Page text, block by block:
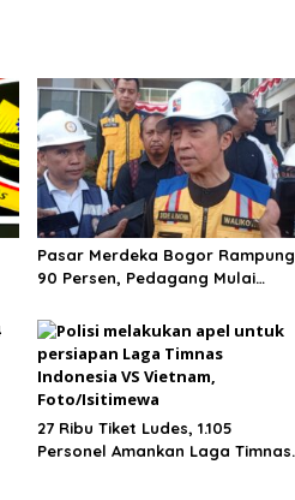
Pasar Merdeka Bogor Rampung
90 Persen, Pedagang Mulai
27 Ribu Tiket Ludes, 1.105
Personel Amankan Laga Timnas